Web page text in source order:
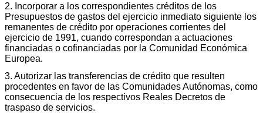
2. Incorporar a los correspondientes créditos de los
Presupuestos de gastos del ejercicio inmediato siguiente los
remanentes de crédito por operaciones corrientes del
ejercicio de 1991, cuando correspondan a actuaciones
financiadas o cofinanciadas por la Comunidad Económica
Europea.
3. Autorizar las transferencias de crédito que resulten
procedentes en favor de las Comunidades Autónomas, como
consecuencia de los respectivos Reales Decretos de
traspaso de servicios.